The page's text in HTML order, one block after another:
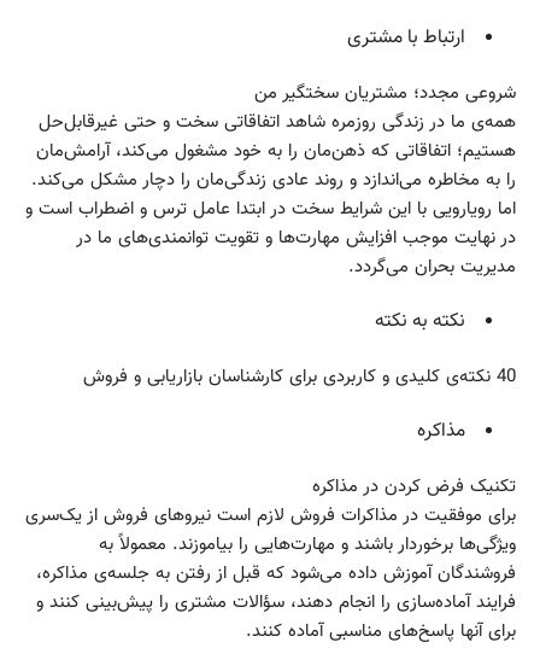
ارتباط با مشتری
شروعی مجدد؛ مشتریان سختگیر من
همه‌ی ما در زندگی روزمره شاهد اتفاقاتی سخت و حتی غیرقابل‌حل
هستیم؛ اتفاقاتی که ذهن‌مان را به خود مشغول می‌کند، آرامش‌مان
را به مخاطره می‌اندازد و روند عادی زندگی‌مان را دچار مشکل می‌کند.
اما رویارویی با این شرایط سخت در ابتدا عامل ترس و اضطراب است و
در نهایت موجب افزایش مهارت‌ها و تقویت توانمندی‌های ما در
مدیریت بحران می‌گردد.
نکته به نکته
40 نکته‌ی کلیدی و کاربردی برای کارشناسان بازاریابی و فروش
مذاکره
تکنیک فرض کردن در مذاکره
برای موفقیت در مذاکرات فروش لازم است نیروهای فروش از یک‌سری
ویژگی‌ها برخوردار باشند و مهارت‌هایی را بیاموزند. معمولاً به
فروشندگان آموزش داده می‌شود که قبل از رفتن به جلسه‌ی مذاکره،
فرایند آماده‌سازی را انجام دهند، سؤالات مشتری را پیش‌بینی کنند و
برای آنها پاسخ‌های مناسبی آماده کنند.